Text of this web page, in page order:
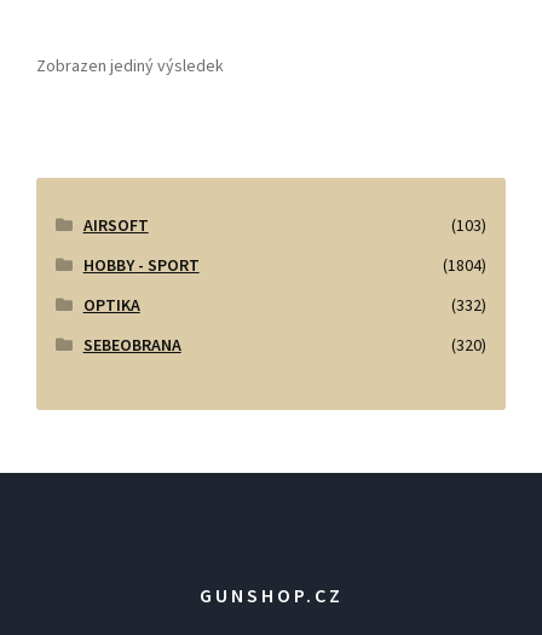
Zobrazen jediný výsledek
AIRSOFT
(103)
HOBBY - SPORT
(1804)
OPTIKA
(332)
SEBEOBRANA
(320)
GUNSHOP.CZ